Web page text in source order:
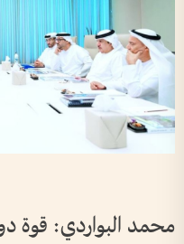
محمد البواردي: قوة